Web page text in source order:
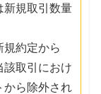
新規取引数量
約定から
該取引におけ
から除外され